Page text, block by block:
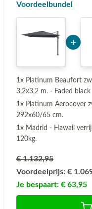
Voordeelbundel
1x Platinum Beaufort
3,2x3,2 m. - Faded black
1x Platinum Aerocover
292x60/65 cm.
1x Madrid - Hawaii
120kg.
€ 1.132,95
Voordeelprijs: €
Je bespaart: € 63,95